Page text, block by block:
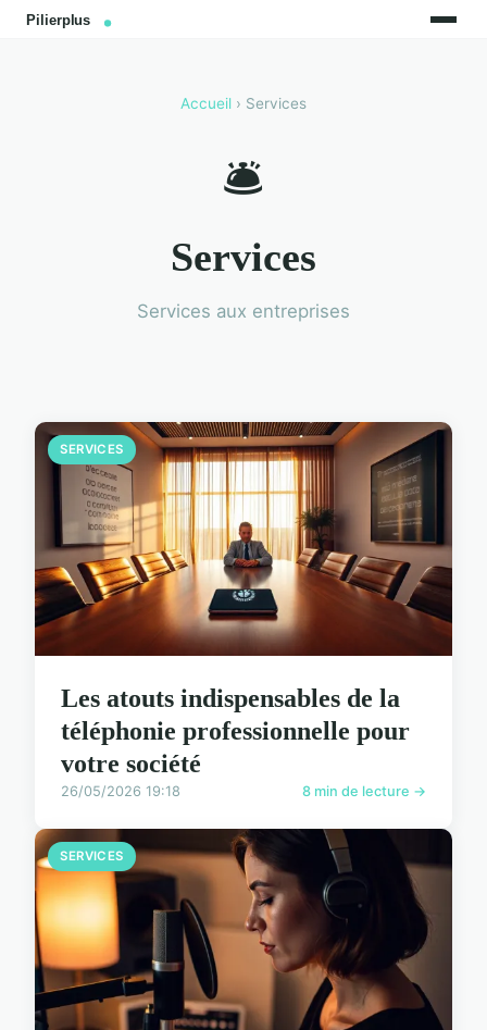
Accueil › Services
🛎️
Services
Services aux entreprises
SERVICES
Les atouts indispensables de la
téléphonie professionnelle pour
votre société
26/05/2026 19:18 8 min de lecture →
SERVICES